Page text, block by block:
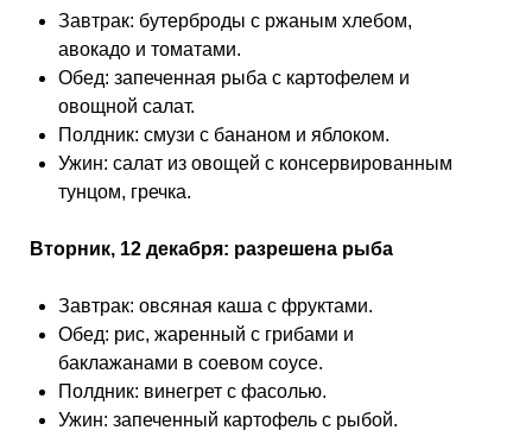
Завтрак: бутерброды с ржаным хлебом,
авокадо и томатами.
Обед: запеченная рыба с картофелем и
овощной салат.
Полдник: смузи с бананом и яблоком.
Ужин: салат из овощей с консервированным
тунцом, гречка.
Вторник, 12 декабря: разрешена рыба
Завтрак: овсяная каша с фруктами.
Обед: рис, жаренный с грибами и
баклажанами в соевом соусе.
Полдник: винегрет с фасолью.
Ужин: запеченный картофель с рыбой.